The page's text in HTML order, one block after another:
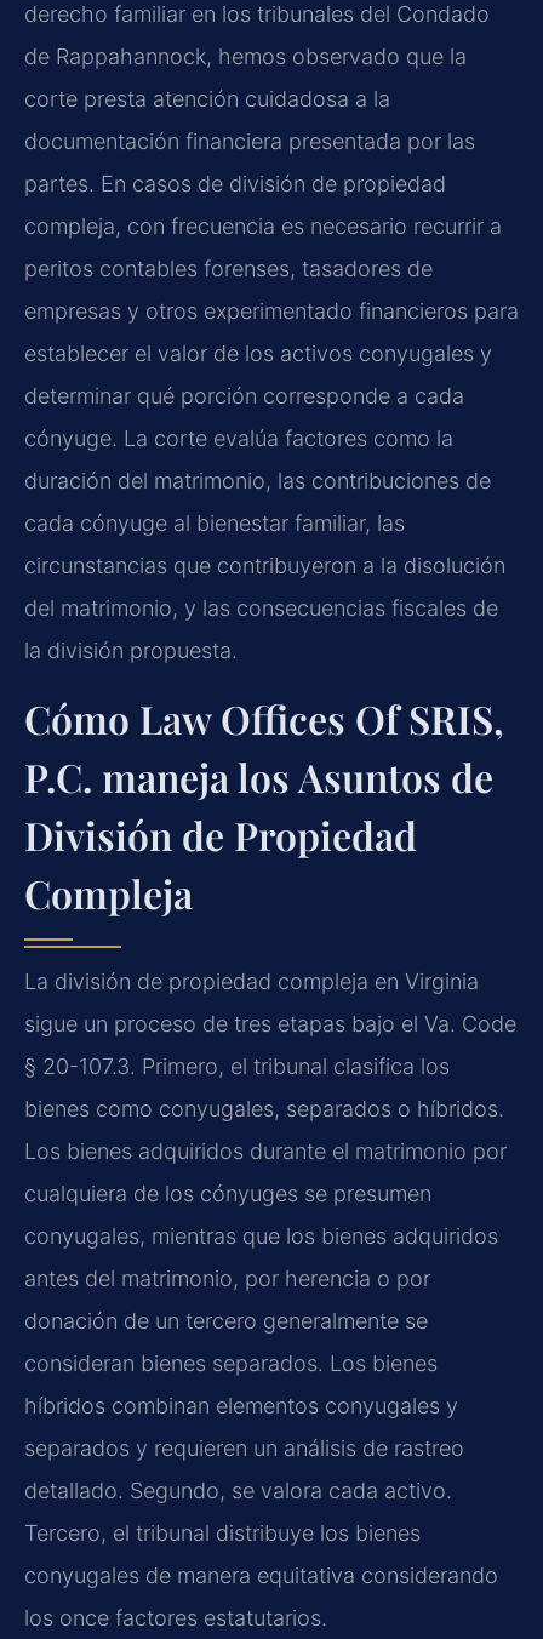
derecho familiar en los tribunales del Condado
de Rappahannock, hemos observado que la
corte presta atención cuidadosa a la
documentación financiera presentada por las
partes. En casos de división de propiedad
compleja, con frecuencia es necesario recurrir a
peritos contables forenses, tasadores de
empresas y otros experimentado financieros para
establecer el valor de los activos conyugales y
determinar qué porción corresponde a cada
cónyuge. La corte evalúa factores como la
duración del matrimonio, las contribuciones de
cada cónyuge al bienestar familiar, las
circunstancias que contribuyeron a la disolución
del matrimonio, y las consecuencias fiscales de
la división propuesta.
Cómo Law Offices Of SRIS,
P.C. maneja los Asuntos de
División de Propiedad
Compleja
La división de propiedad compleja en Virginia
sigue un proceso de tres etapas bajo el Va. Code
§ 20-107.3. Primero, el tribunal clasifica los
bienes como conyugales, separados o híbridos.
Los bienes adquiridos durante el matrimonio por
cualquiera de los cónyuges se presumen
conyugales, mientras que los bienes adquiridos
antes del matrimonio, por herencia o por
donación de un tercero generalmente se
consideran bienes separados. Los bienes
híbridos combinan elementos conyugales y
separados y requieren un análisis de rastreo
detallado. Segundo, se valora cada activo.
Tercero, el tribunal distribuye los bienes
conyugales de manera equitativa considerando
los once factores estatutarios.